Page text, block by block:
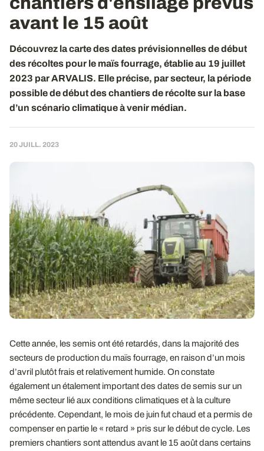
avant le 15 août
Découvrez la carte des dates prévisionnelles de début
des récoltes pour le maïs fourrage, établie au 19 juillet
2023 par ARVALIS. Elle précise, par secteur, la période
possible de début des chantiers de récolte sur la base
d’un scénario climatique à venir médian.
20 JUILL. 2023
Cette année, les semis ont été retardés, dans la majorité des
secteurs de production du maïs fourrage, en raison d’un mois
d’avril plutôt frais et relativement humide. On constate
également un étalement important des dates de semis sur un
même secteur lié aux conditions climatiques et à la culture
précédente. Cependant, le mois de juin fut chaud et a permis de
compenser en partie le « retard » pris sur le début de cycle. Les
premiers chantiers sont attendus avant le 15 août dans certains